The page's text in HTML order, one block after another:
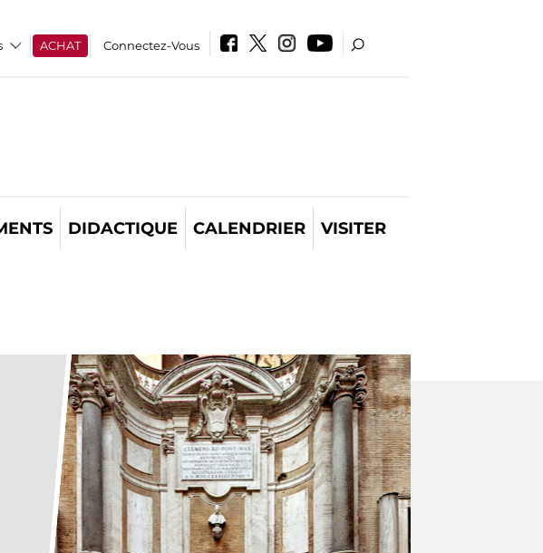
ACHAT Connectez-Vous
DIDACTIQUE CALENDRIER VISITER